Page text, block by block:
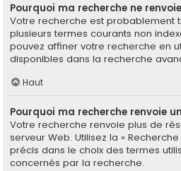
Pourquoi ma recherche ne
Votre recherche est probablement
plusieurs termes courants non
pouvez affiner votre recherche en
disponibles dans la recherche
Haut
Pourquoi ma recherche renvoie
Votre recherche renvoie plus de
serveur Web. Utilisez la «
précis dans le choix des termes
concernés par la recherche.